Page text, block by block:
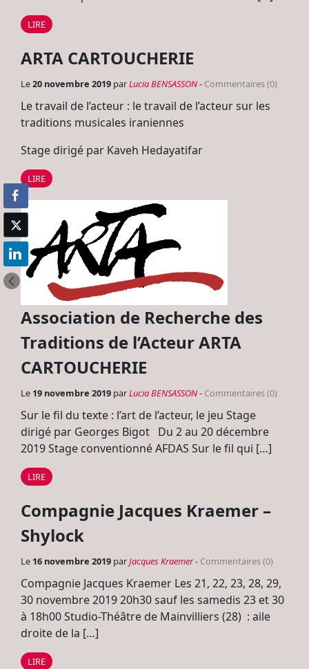
LIRE
ARTA CARTOUCHERIE
Le20 novembre 2019 parLucia BENSASSON- Commentaires (0)
Le travail de l’acteur : le travail de l’acteur sur les
traditions musicales iraniennes
Stage dirigé par Kaveh Hedayatifar
LIRE
Association de Recherche des
Traditions de l’Acteur ARTA
CARTOUCHERIE
Le 19 novembre 2019 parLucia BENSASSON- Commentaires (0)
Sur le fil du texte : l’art de l’acteur, le jeu Stage
dirigé par Georges Bigot Du 2 au 20 décembre
2019 Stage conventionné AFDAS Sur le fil qui […]
LIRE
Compagnie Jacques Kraemer –
Shylock
Le 16 novembre 2019 parJacques Kraemer- Commentaires (0)
Compagnie Jacques Kraemer Les 21, 22, 23, 28, 29,
30 novembre 2019 20h30 sauf les samedis 23 et 30
à 18h00 Studio-Théâtre de Mainvilliers (28) : aile
droite de la […]
LIRE